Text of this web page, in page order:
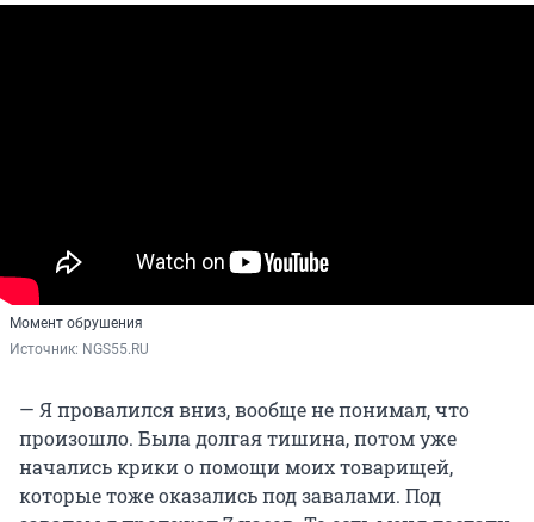
Момент обрушения
Источник: NGS55.RU
— Я провалился вниз, вообще не понимал, что
произошло. Была долгая тишина, потом уже
начались крики о помощи моих товарищей,
которые тоже оказались под завалами. Под